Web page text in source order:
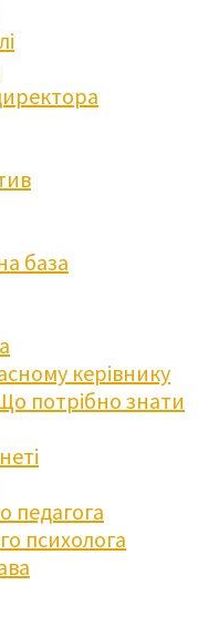
база
керівнику
потрібно знати
педагога
психолога